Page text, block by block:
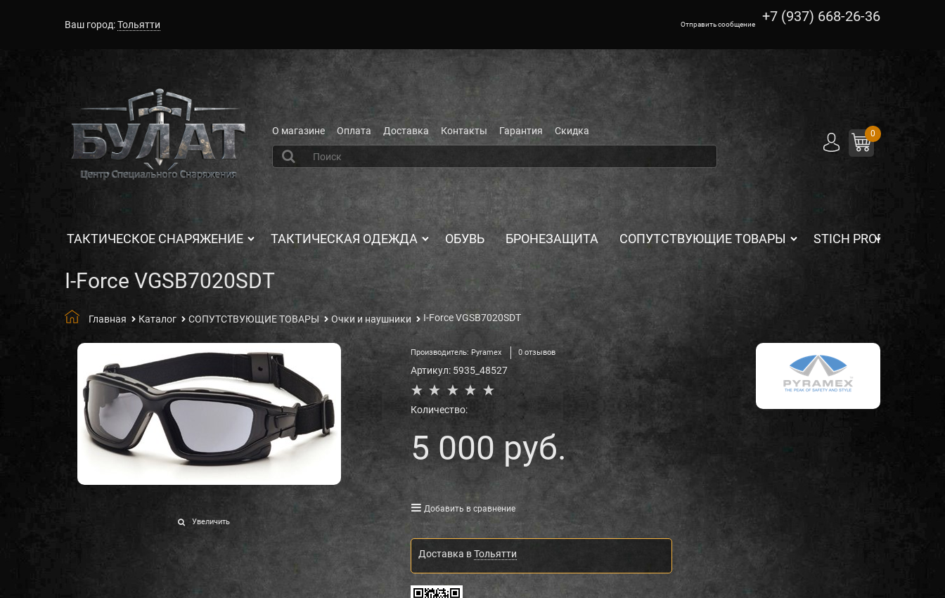
Ваш город:Тольятти Отправить сообщение +7 (937) 668-26-36
О магазине Оплата Доставка Контакты Гарантия Скидка 0
ТАКТИЧЕСКОЕ СНАРЯЖЕНИЕ ТАКТИЧЕСКАЯ ОДЕЖДА ОБУВЬ БРОНЕЗАЩИТА СОПУТСТВУЮЩИЕ ТОВАРЫ STICH PROFI
I-Force VGSB7020SDT
Главная Каталог СОПУТСТВУЮЩИЕ ТОВАРЫ Очки и наушники I-Force VGSB7020SDT
Увеличить
Производитель: Pyramex 0 отзывов
Артикул: 5935_48527
Количество:
5 000 руб.
Добавить в сравнение
Доставка вТольятти